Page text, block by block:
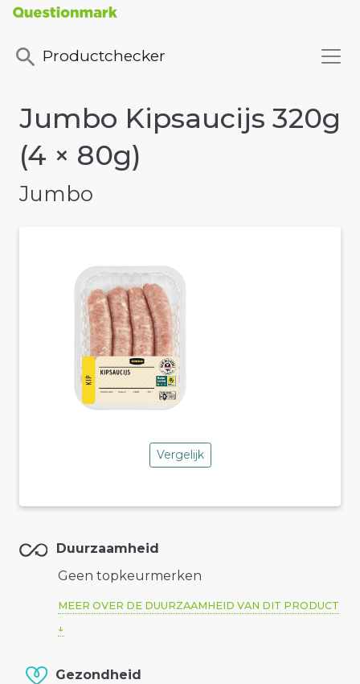
Productchecker
Jumbo Kipsaucijs 320g
(4 × 80g)
Jumbo
Vergelijk
Duurzaamheid
Geen topkeurmerken
MEER OVER DE DUURZAAMHEID VAN DIT PRODUCT
Gezondheid